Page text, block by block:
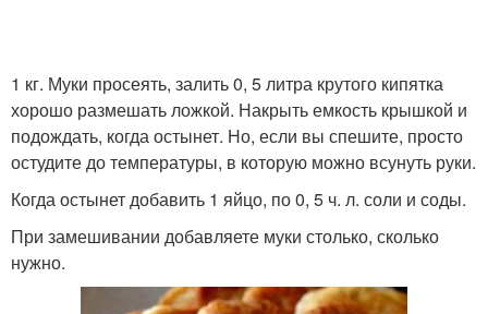
1 кг. Муки просеять, залить 0, 5 литра крутого кипятка
хорошо размешать ложкой. Накрыть емкость крышкой и
подождать, когда остынет. Но, если вы спешите, просто
остудите до температуры, в которую можно всунуть руки.
Когда остынет добавить 1 яйцо, по 0, 5 ч. л. соли и соды.
При замешивании добавляете муки столько, сколько
нужно.